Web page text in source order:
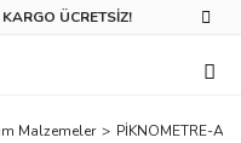
KARGO ÜCRETSİZ!
Malzemeler PİKNOMETRE-